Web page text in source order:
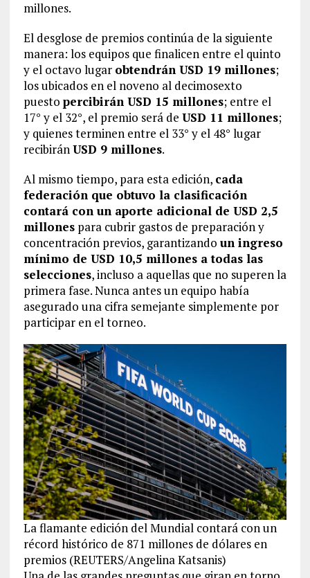
millones.
El desglose de premios continúa de la siguiente
manera: los equipos que finalicen entre el quinto
y el octavo lugar obtendrán USD 19 millones;
los ubicados en el noveno al decimosexto
puesto percibirán USD 15 millones; entre el
17° y el 32°, el premio será de USD 11 millones;
y quienes terminen entre el 33° y el 48° lugar
recibiránUSD 9 millones.
Al mismo tiempo, para esta edición, cada
federación que obtuvo la clasificación
contará con un aporte adicional de USD 2,5
millonespara cubrir gastos de preparación y
concentración previos, garantizando un ingreso
mínimo de USD 10,5 millones a todas las
selecciones, incluso a aquellas que no superen la
primera fase. Nunca antes un equipo había
asegurado una cifra semejante simplemente por
participar en el torneo.
La flamante edición del Mundial contará con un
récord histórico de 871 millones de dólares en
premios (REUTERS/Angelina Katsanis)